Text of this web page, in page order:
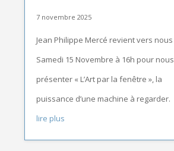
7 novembre 2025
Jean Philippe Mercé revient vers nous
Samedi 15 Novembre à 16h pour nous
présenter « L’Art par la fenêtre », la
puissance d’une machine à regarder.
lire plus